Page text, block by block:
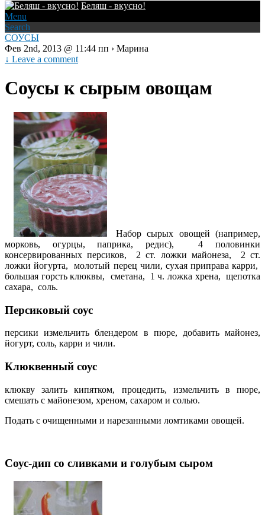
Беляш - вкусно!
Menu
Search
СОУСЫ
Фев 2nd, 2013 @ 11:44 пп › Марина
↓ Leave a comment
Соусы к сырым овощам
Набор сырых овощей (например,
морковь, огурцы, паприка, редис), 4 половинки
консервированных персиков, 2 ст. ложки майонеза, 2 ст.
ложки йогурта, молотый перец чили, сухая приправа карри,
большая горсть клюквы, сметана, 1 ч. ложка хрена, щепотка
сахара, соль.
Персиковый соус
персики измельчить блендером в пюре, добавить майонез,
йогурт, соль, карри и чили.
Клюквенный соус
клюкву залить кипятком, процедить, измельчить в пюре,
смешать с майонезом, хреном, сахаром и солью.
Подать с очищенными и нарезанными ломтиками овощей.
Соус-дип со сливками и голубым сыром